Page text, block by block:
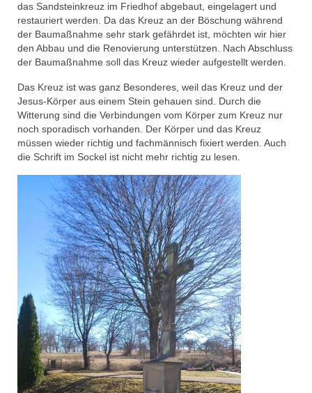
das Sandsteinkreuz im Friedhof abgebaut, eingelagert und
restauriert werden. Da das Kreuz an der Böschung während
der Baumaßnahme sehr stark gefährdet ist, möchten wir hier
den Abbau und die Renovierung unterstützen. Nach Abschluss
der Baumaßnahme soll das Kreuz wieder aufgestellt werden.
Das Kreuz ist was ganz Besonderes, weil das Kreuz und der
Jesus-Körper aus einem Stein gehauen sind. Durch die
Witterung sind die Verbindungen vom Körper zum Kreuz nur
noch sporadisch vorhanden. Der Körper und das Kreuz
müssen wieder richtig und fachmännisch fixiert werden. Auch
die Schrift im Sockel ist nicht mehr richtig zu lesen.